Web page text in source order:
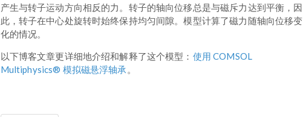
产生与转子运动方向相反的力。转子的轴向位移总是与磁斥力达到平衡，因
此，转子在中心处旋转时始终保持均匀间隙。模型计算了磁力随轴向位移变
化的情况。
以下博客文章更详细地介绍和解释了这个模型： 使用 COMSOL
Multiphysics® 模拟磁悬浮轴承 。